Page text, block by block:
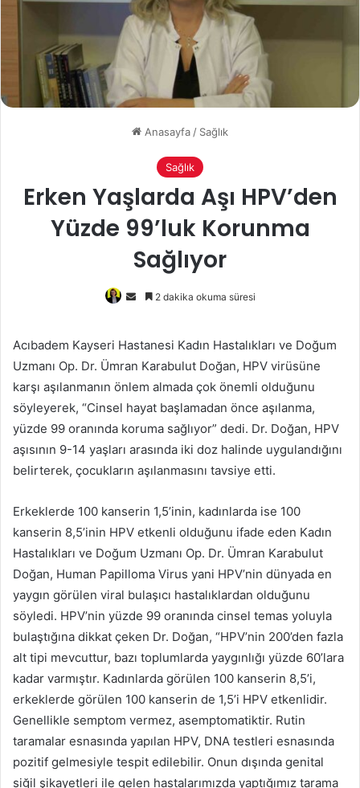
Anasayfa / Sağlık
Sağlık
Erken Yaşlarda Aşı HPV’den
Yüzde 99’luk Korunma
Sağlıyor
Bir
göndermek
2 dakika okuma süresi
Acıbadem Kayseri Hastanesi Kadın Hastalıkları ve Doğum
Uzmanı Op. Dr. Ümran Karabulut Doğan, HPV virüsüne
karşı aşılanmanın önlem almada çok önemli olduğunu
söyleyerek, “Cinsel hayat başlamadan önce aşılanma,
yüzde 99 oranında koruma sağlıyor” dedi. Dr. Doğan, HPV
aşısının 9-14 yaşları arasında iki doz halinde uygulandığını
belirterek, çocukların aşılanmasını tavsiye etti.
Erkeklerde 100 kanserin 1,5’inin, kadınlarda ise 100
kanserin 8,5’inin HPV etkenli olduğunu ifade eden Kadın
Hastalıkları ve Doğum Uzmanı Op. Dr. Ümran Karabulut
Doğan, Human Papilloma Virus yani HPV’nin dünyada en
yaygın görülen viral bulaşıcı hastalıklardan olduğunu
söyledi. HPV’nin yüzde 99 oranında cinsel temas yoluyla
bulaştığına dikkat çeken Dr. Doğan, “HPV’nin 200’den fazla
alt tipi mevcuttur, bazı toplumlarda yaygınlığı yüzde 60’lara
kadar varmıştır. Kadınlarda görülen 100 kanserin 8,5’i,
erkeklerde görülen 100 kanserin de 1,5’i HPV etkenlidir.
Genellikle semptom vermez, asemptomatiktir. Rutin
taramalar esnasında yapılan HPV, DNA testleri esnasında
pozitif gelmesiyle tespit edilebilir. Onun dışında genital
siğil şikayetleri ile gelen hastalarımızda yaptığımız tarama